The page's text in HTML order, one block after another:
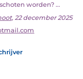
worden? ...
, 22 december 2025